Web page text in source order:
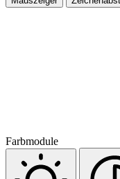
Farbmodule